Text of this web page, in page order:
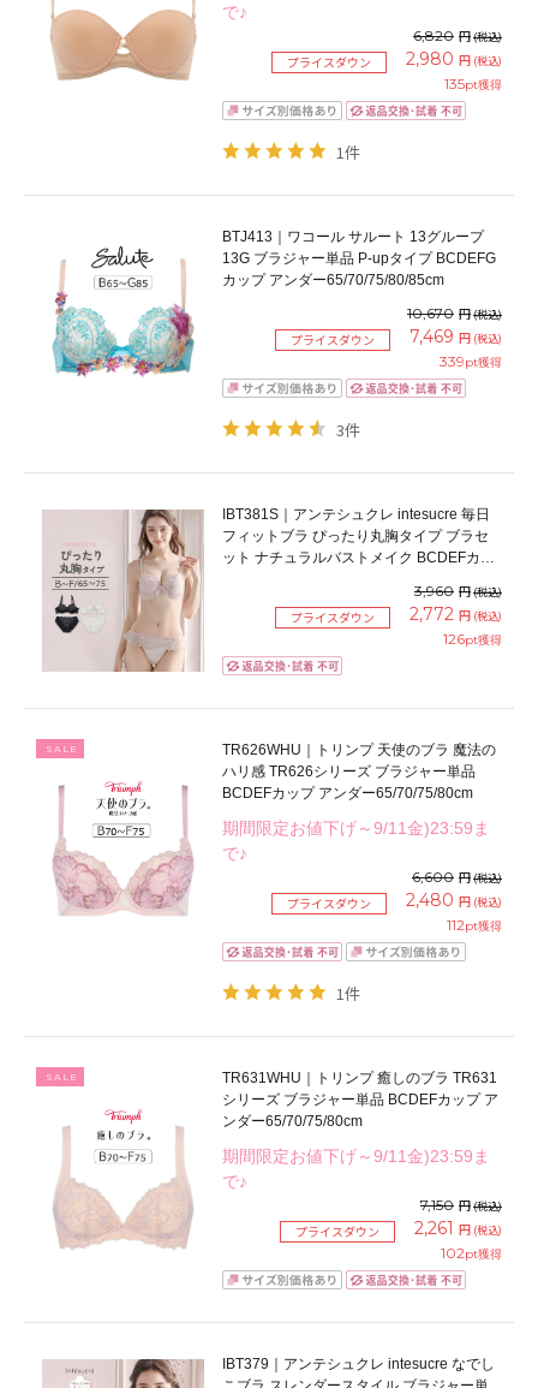
で♪
6,820 円(税込)
プライスダウン 2,980 円 (税込)
135pt獲得
1件
BTJ413｜ワコール サルート 13グループ
13G ブラジャー単品 P-upタイプ BCDEFG
カップ アンダー65/70/75/80/85cm
10,670 円(税込)
プライスダウン 7,469 円 (税込)
339pt獲得
3件
IBT381S｜アンテシュクレ intesucre 毎日
フィットブラ ぴったり丸胸タイプ ブラセ
ット ナチュラルバストメイク BCDEFカッ
3,960 円(税込)
プライスダウン 2,772 円 (税込)
126pt獲得
SALE
TR626WHU｜トリンプ 天使のブラ 魔法の
ハリ感 TR626シリーズ ブラジャー単品
BCDEFカップ アンダー65/70/75/80cm
期間限定お値下げ～9/11金)23:59ま
で♪
6,600 円(税込)
プライスダウン 2,480 円 (税込)
112pt獲得
1件
SALE
TR631WHU｜トリンプ 癒しのブラ TR631
シリーズ ブラジャー単品 BCDEFカップ ア
ンダー65/70/75/80cm
期間限定お値下げ～9/11金)23:59ま
で♪
7,150 円(税込)
プライスダウン 2,261 円 (税込)
102pt獲得
IBT379｜アンテシュクレ intesucre なでし